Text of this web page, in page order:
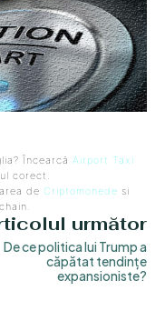
Încearcă Airport Taxi
corect.
de Criptomonede si
următor
De ce politica lui Trump a
căpătat tendințe
expansioniste?